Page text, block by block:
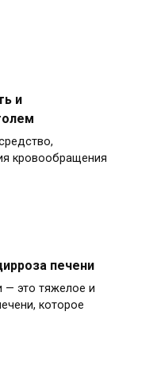
и
кровообращения
печени
— это тяжелое и
которое